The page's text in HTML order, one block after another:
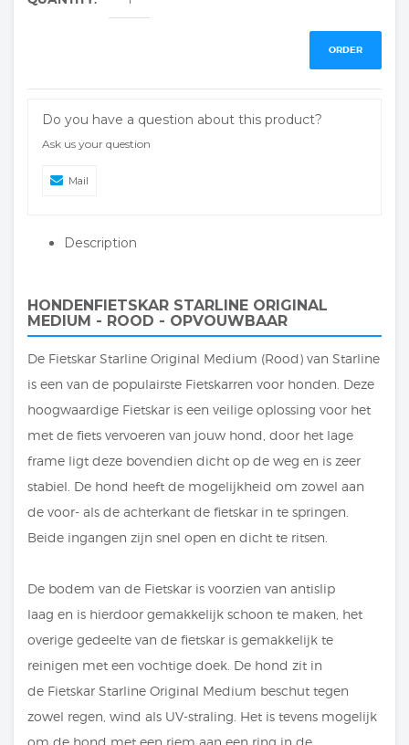
ORDER
Do you have a question about this product?
Ask us your question
Mail
Description
HONDENFIETSKAR STARLINE ORIGINAL
MEDIUM - ROOD - OPVOUWBAAR
De Fietskar Starline Original Medium (Rood) van Starline
is een van de populairste Fietskarren voor honden. Deze
hoogwaardige Fietskar is een veilige oplossing voor het
met de fiets vervoeren van jouw hond, door het lage
frame ligt deze bovendien dicht op de weg en is zeer
stabiel. De hond heeft de mogelijkheid om zowel aan
de voor- als de achterkant de fietskar in te springen.
Beide ingangen zijn snel open en dicht te ritsen.
De bodem van de Fietskar is voorzien van antislip
laag en is hierdoor gemakkelijk schoon te maken, het
overige gedeelte van de fietskar is gemakkelijk te
reinigen met een vochtige doek. De hond zit in
de Fietskar Starline Original Medium beschut tegen
zowel regen, wind als UV-straling. Het is tevens mogelijk
om de hond met een riem aan een ring in de